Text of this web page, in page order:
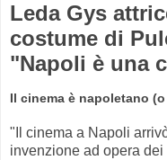
Leda Gys
costume di
"Napoli è una
Il cinema è napoletano
"Il cinema a Napoli
invenzione ad opera